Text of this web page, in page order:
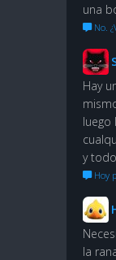
una
No.
Hay
luego
y
Hoy
la